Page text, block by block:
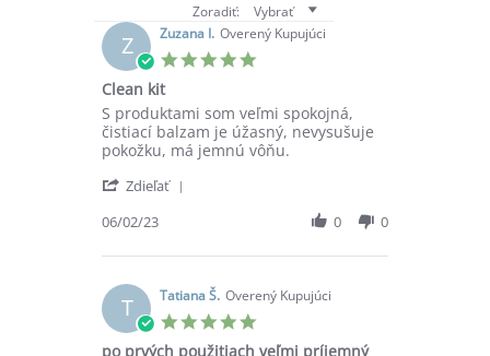
Zoradiť: Vybrať
Z Zuzana I. Overený Kupujúci
5.0
Clean kit
Review
by
Zuzana
on
Feb
review
stating
Clean
S produktami som veľmi spokojná,
čistiací balzam je úžasný, nevysušuje
pokožku, má jemnú vôňu.
Zdieľať
Zuzana
on
6
Feb
2023
06/02/23 0 0
T Tatiana Š. Overený Kupujúci
5.0
star
po prvých použitiach veľmi príjemný